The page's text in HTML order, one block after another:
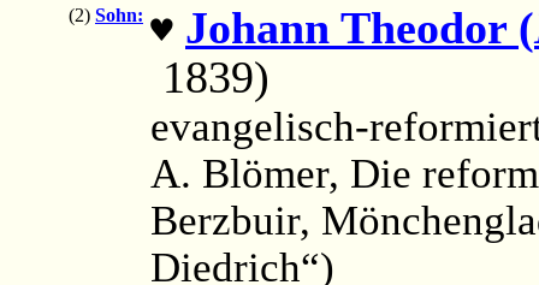
(2) Sohn: ♥ Johann Theodor (
1839)
evangelisch-
A. Blömer, Die
Berzbuir,
Diedrich“)